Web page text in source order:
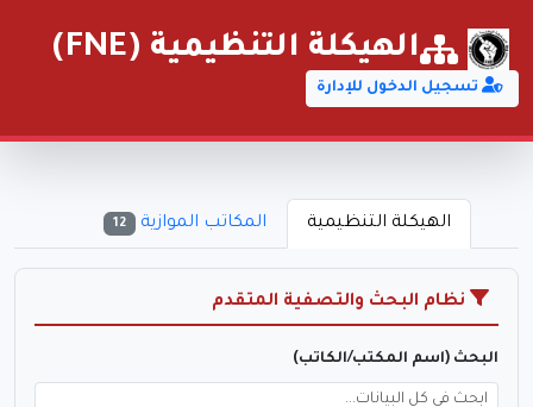
الهيكلة التنظيمية (FNE)
تسجيل الدخول للإدارة
الهيكلة التنظيمية المكاتب الموازية 12
نظام البحث والتصفية المتقدم
البحث (اسم المكتب/الكاتب)